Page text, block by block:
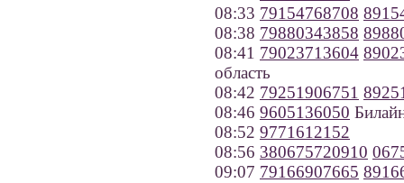
08:33 79154768708
08:38 79880343858
08:41 79023713604
область
08:42 79251906751
08:46 9605136050
08:52 9771612152
08:56 380675720910
09:07 79166907665